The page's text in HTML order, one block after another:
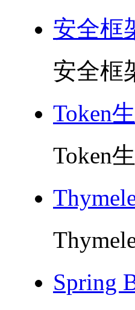
安全框
安全框
Token
Token
Spring